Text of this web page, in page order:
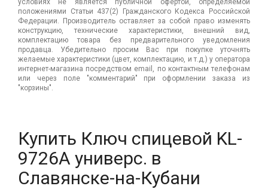
положениями Статьи 437(2) Гражданского Кодекса Российской
Федерации. Производитель оставляет за собой право изменять
конструкцию, технические характеристики, внешний вид,
комплектацию товара без предварительного уведомления
продавца. Убедительно просим Вас при покупке уточнять
желаемые характеристики (цвет, комплектацию, и т.д.) у оператора
интернет-магазина посредством email, по контактным телефонам
или через поле "комментарий" при оформлении заказа из
"корзины".
Купить Ключ спицевой KL-
9726A универс. в
Славянске-на-Кубани